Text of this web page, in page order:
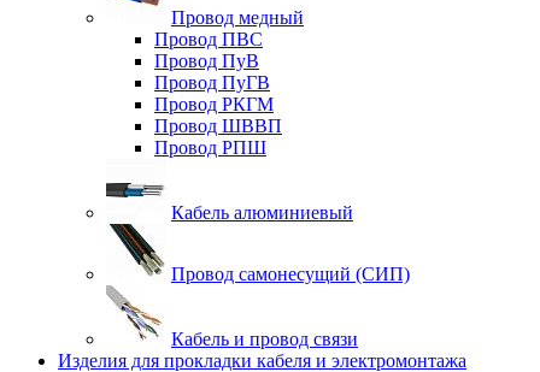
Провод медный
Провод ПВС
Провод ПуВ
Провод ПуГВ
Провод РКГМ
Провод ШВВП
Провод РПШ
Кабель алюминиевый
Провод самонесущий (СИП)
Кабель и провод связи
Изделия для прокладки кабеля и электромонтажа